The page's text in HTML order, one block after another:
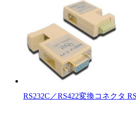
RS232C／RS422変換コネクタ